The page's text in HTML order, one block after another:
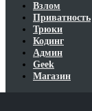
Взлом
Приватность
Трюки
Кодинг
Админ
Geek
Магазин